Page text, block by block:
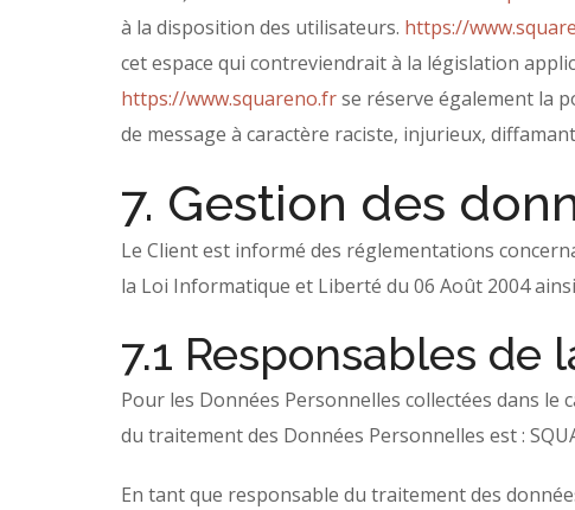
à la disposition des utilisateurs. https://
cet espace qui contreviendrait à la législation
https://www.squareno.frse réserve également la
de message à caractère raciste, injurieux,
7. Gestion des
Le Client est informé des réglementations
la Loi Informatique et Liberté du 06 Août 2004
7.1 Responsables
Pour les Données Personnelles collectées dans
du traitement des Données Personnelles est :
En tant que responsable du traitement des